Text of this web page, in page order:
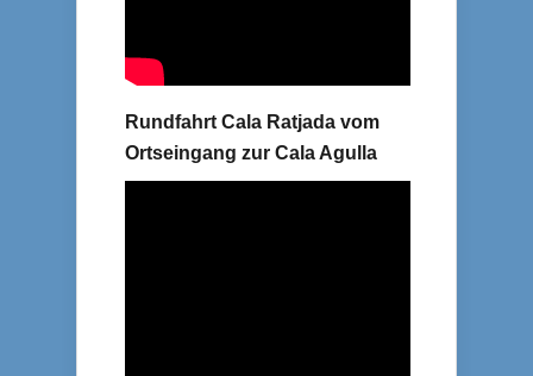
Rundfahrt Cala Ratjada vom
Ortseingang zur Cala Agulla